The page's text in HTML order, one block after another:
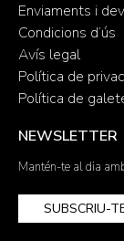
Enviaments i
Condicions d’ús
Avís legal
Política de
Política de
NEWSLETTER
Mantén-te al dia
SUBSCRIU-